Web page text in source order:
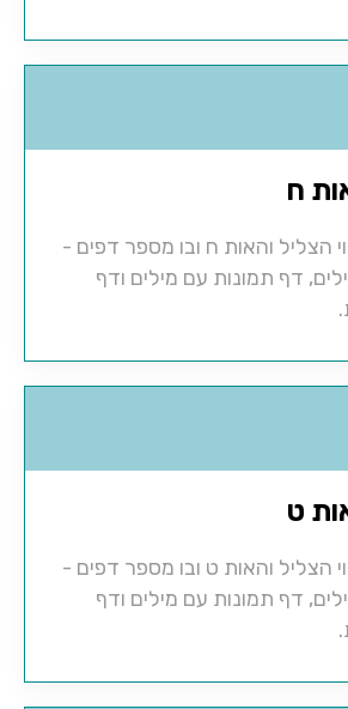
ח
הצליל והאות ח ובו מספר דפים -
דף תמונות עם מילים ודף
ט
הצליל והאות ט ובו מספר דפים -
דף תמונות עם מילים ודף